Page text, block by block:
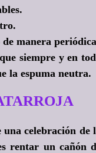
manera
siempre y en
la espuma neutra.
celebración de
rentar un cañón